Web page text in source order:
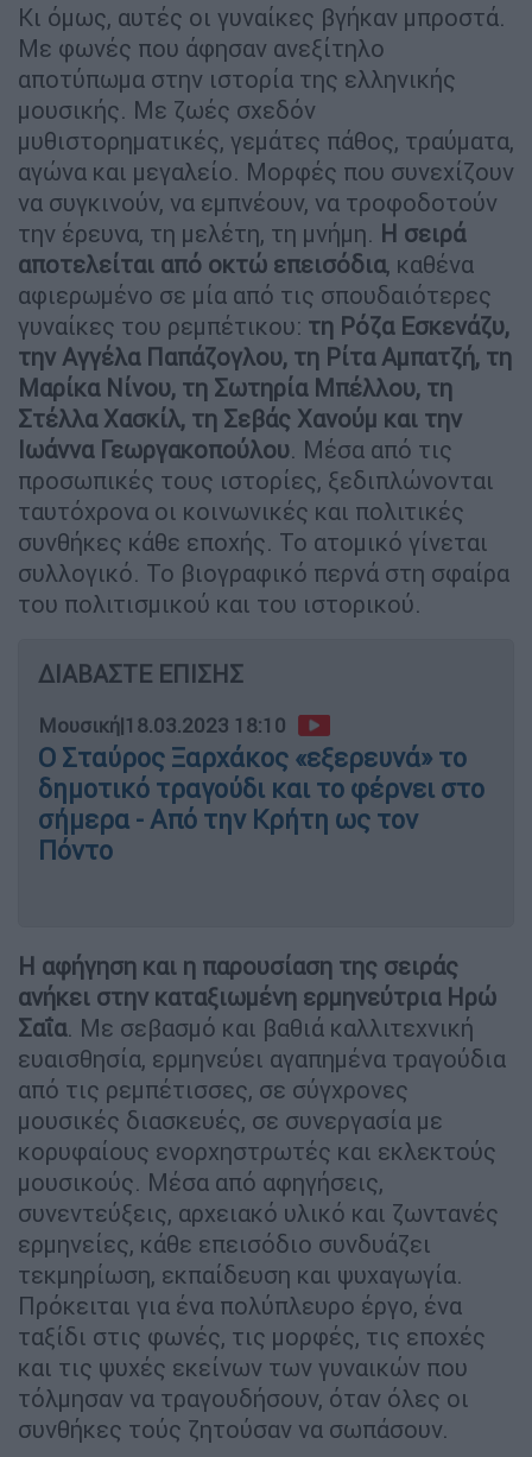
Κι όμως, αυτές οι γυναίκες βγήκαν μπροστά.
Με φωνές που άφησαν ανεξίτηλο
αποτύπωμα στην ιστορία της ελληνικής
μουσικής. Με ζωές σχεδόν
μυθιστορηματικές, γεμάτες πάθος, τραύματα,
αγώνα και μεγαλείο. Μορφές που συνεχίζουν
να συγκινούν, να εμπνέουν, να τροφοδοτούν
την έρευνα, τη μελέτη, τη μνήμη. Η σειρά
αποτελείται από οκτώ επεισόδια, καθένα
αφιερωμένο σε μία από τις σπουδαιότερες
γυναίκες του ρεμπέτικου: τη Ρόζα Εσκενάζυ,
την Αγγέλα Παπάζογλου, τη Ρίτα Αμπατζή, τη
Μαρίκα Νίνου, τη Σωτηρία Μπέλλου, τη
Στέλλα Χασκίλ, τη Σεβάς Χανούμ και την
Ιωάννα Γεωργακοπούλου. Μέσα από τις
προσωπικές τους ιστορίες, ξεδιπλώνονται
ταυτόχρονα οι κοινωνικές και πολιτικές
συνθήκες κάθε εποχής. Το ατομικό γίνεται
συλλογικό. Το βιογραφικό περνά στη σφαίρα
του πολιτισμικού και του ιστορικού.
ΔΙΑΒΑΣΤΕ ΕΠΙΣΗΣ
Μουσική|18.03.2023 18:10
Ο Σταύρος Ξαρχάκος «εξερευνά» το
δημοτικό τραγούδι και το φέρνει στο
σήμερα - Από την Κρήτη ως τον
Πόντο
Η αφήγηση και η παρουσίαση της σειράς
ανήκει στην καταξιωμένη ερμηνεύτρια Ηρώ
Σαΐα. Με σεβασμό και βαθιά καλλιτεχνική
ευαισθησία, ερμηνεύει αγαπημένα τραγούδια
από τις ρεμπέτισσες, σε σύγχρονες
μουσικές διασκευές, σε συνεργασία με
κορυφαίους ενορχηστρωτές και εκλεκτούς
μουσικούς. Μέσα από αφηγήσεις,
συνεντεύξεις, αρχειακό υλικό και ζωντανές
ερμηνείες, κάθε επεισόδιο συνδυάζει
τεκμηρίωση, εκπαίδευση και ψυχαγωγία.
Πρόκειται για ένα πολύπλευρο έργο, ένα
ταξίδι στις φωνές, τις μορφές, τις εποχές
και τις ψυχές εκείνων των γυναικών που
τόλμησαν να τραγουδήσουν, όταν όλες οι
συνθήκες τούς ζητούσαν να σωπάσουν.